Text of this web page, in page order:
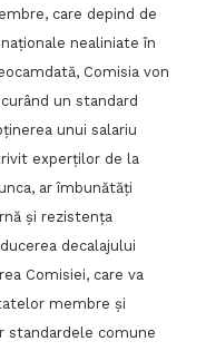
care depind de
nealiniate în
Comisia von
un standard
unui salariu
experților de la
ar îmbunătăți
și rezistența
decalajului
Comisiei, care va
membre și
standardele comune